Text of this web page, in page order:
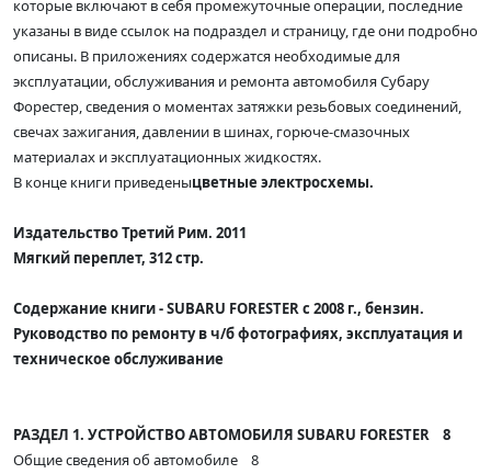
которые включают в себя промежуточные операции, последние
указаны в виде ссылок на подраздел и страницу, где они подробно
описаны. В приложениях содержатся необходимые для
эксплуатации, обслуживания и ремонта автомобиля Субару
Форестер, сведения о моментах затяжки резьбовых соединений,
свечах зажигания, давлении в шинах, горюче-смазочных
материалах и эксплуатационных жидкостях.
В конце книги приведеныцветные электросхемы.
Издательство Третий Рим. 2011
Мягкий переплет, 312 стр.
Содержание книги -SUBARU FORESTER с 2008 г., бензин.
Руководство по ремонту в ч/б фотографиях, эксплуатация и
техническое обслуживание
РАЗДЕЛ 1. УСТРОЙСТВО АВТОМОБИЛЯ SUBARU FORESTER 8
Общие сведения об автомобиле 8